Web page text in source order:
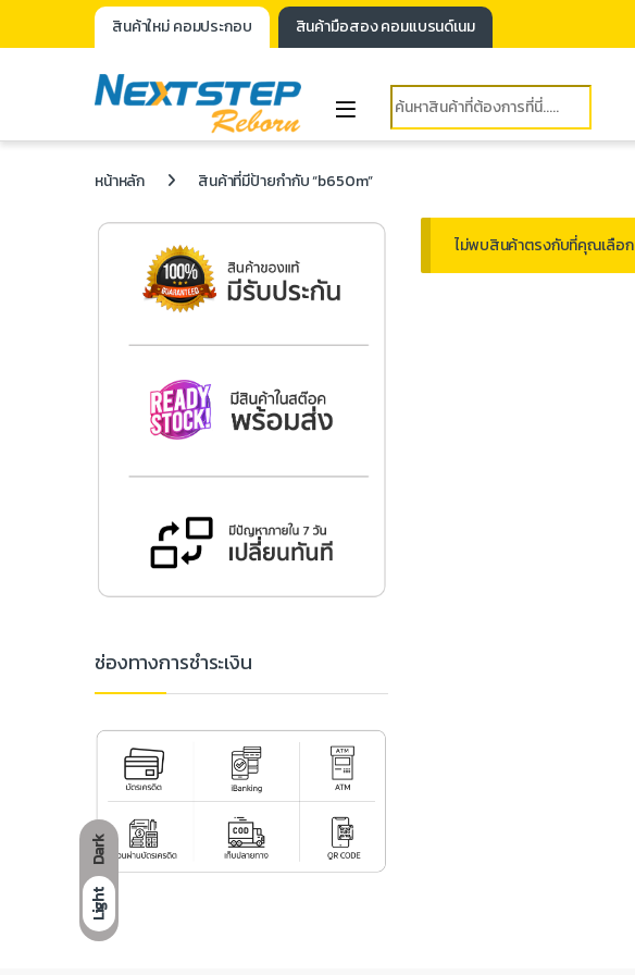
Dark
Light
สินค้าใหม่ คอมประกอบ สินค้ามือสอง คอมแบรนด์เนม
หน้าหลัก สินค้าที่มีป้ายกำกับ “b650m”
ไม่พบสินค้าตรงกับที่คุณเลือก
ช่องทางการชำระเงิน